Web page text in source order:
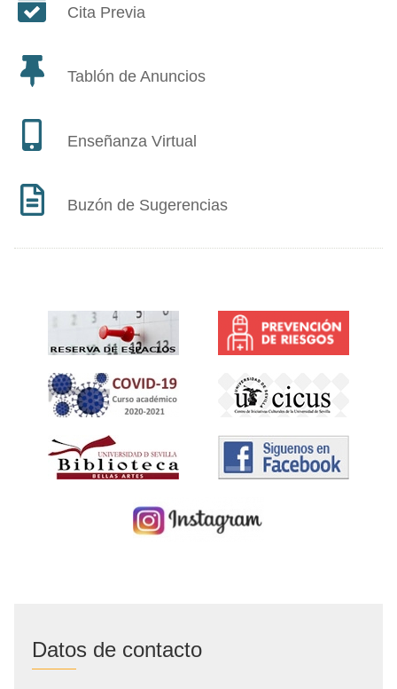
Cita Previa
Tablón de Anuncios
Enseñanza Virtual
Buzón de Sugerencias
Datos de contacto